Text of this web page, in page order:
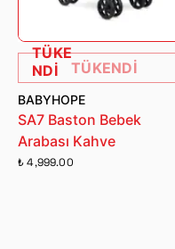
TÜKE
NDİ
TÜKENDİ
BABYHOPE
SA7 Baston Bebek
Arabası Kahve
₺ 4,999.00